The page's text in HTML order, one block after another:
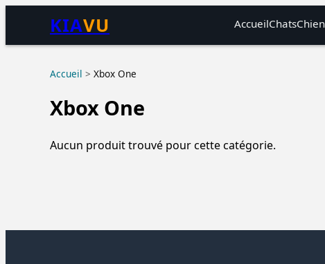
KIAVU AccueilChats
Accueil > Xbox One
Xbox One
Aucun produit trouvé pour cette catégorie.